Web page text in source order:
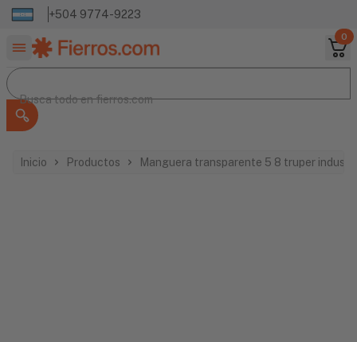
+504 9774-9223
0
Buscar productos
Busca todo en
Busca todo enfierros.com
Inicio Productos Manguera transparente 5 8 truper